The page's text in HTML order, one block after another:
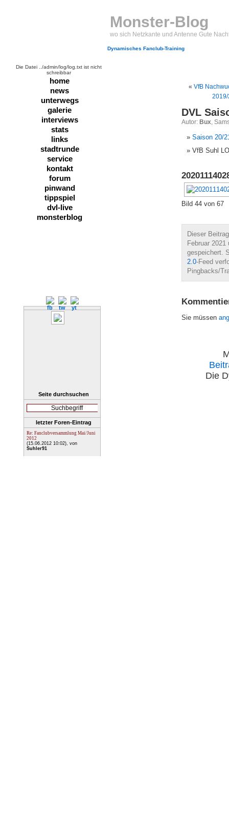
Die Datei ../admin/log/log.txt ist nicht
schreibbar
home
news
unterwegs
galerie
interviews
stats
links
stadtrunde
service
kontakt
forum
pinwand
tippspiel
dvl-live
monsterblog
Seite durchsuchen
letzter Foren-Eintrag
Re: Fanclubversammlung Mai/Juni
2012
(15.06.2012 10:02), von
Suhler91
Monster-Blog
wo sich Netzkante und Antenne Gute
Dynamisches Fanclub-Training
« VfB
DVL
Autor: Bux,
Saison 20/
VfB Suhl
Bild 44 von 67
Dieser
Februar
gespeichert.
2.0-Feed
Pingbacks/
Sie müssen
Die